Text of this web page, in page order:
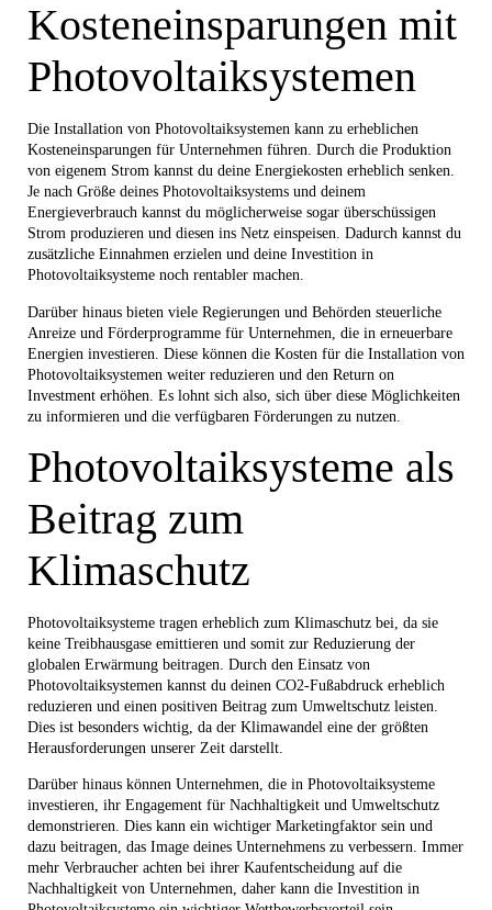
Kosteneinsparungen mit
Photovoltaiksystemen
Die Installation von Photovoltaiksystemen kann zu erheblichen
Kosteneinsparungen für Unternehmen führen. Durch die Produktion
von eigenem Strom kannst du deine Energiekosten erheblich senken.
Je nach Größe deines Photovoltaiksystems und deinem
Energieverbrauch kannst du möglicherweise sogar überschüssigen
Strom produzieren und diesen ins Netz einspeisen. Dadurch kannst du
zusätzliche Einnahmen erzielen und deine Investition in
Photovoltaiksysteme noch rentabler machen.
Darüber hinaus bieten viele Regierungen und Behörden steuerliche
Anreize und Förderprogramme für Unternehmen, die in erneuerbare
Energien investieren. Diese können die Kosten für die Installation von
Photovoltaiksystemen weiter reduzieren und den Return on
Investment erhöhen. Es lohnt sich also, sich über diese Möglichkeiten
zu informieren und die verfügbaren Förderungen zu nutzen.
Photovoltaiksysteme als
Beitrag zum
Klimaschutz
Photovoltaiksysteme tragen erheblich zum Klimaschutz bei, da sie
keine Treibhausgase emittieren und somit zur Reduzierung der
globalen Erwärmung beitragen. Durch den Einsatz von
Photovoltaiksystemen kannst du deinen CO2-Fußabdruck erheblich
reduzieren und einen positiven Beitrag zum Umweltschutz leisten.
Dies ist besonders wichtig, da der Klimawandel eine der größten
Herausforderungen unserer Zeit darstellt.
Darüber hinaus können Unternehmen, die in Photovoltaiksysteme
investieren, ihr Engagement für Nachhaltigkeit und Umweltschutz
demonstrieren. Dies kann ein wichtiger Marketingfaktor sein und
dazu beitragen, das Image deines Unternehmens zu verbessern. Immer
mehr Verbraucher achten bei ihrer Kaufentscheidung auf die
Nachhaltigkeit von Unternehmen, daher kann die Investition in